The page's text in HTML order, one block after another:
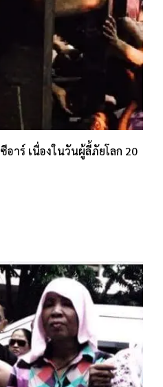
อาร์ เนื่องในวันผู้ลี้ภัยโลก 20